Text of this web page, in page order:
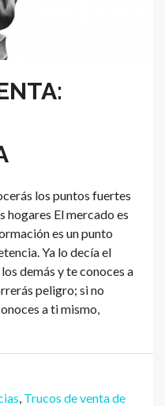
los puntos fuertes
hogares El mercado es
es un punto
Ya lo decía el
demás y te conoces a
peligro; si no
a ti mismo,
, Trucos de venta de